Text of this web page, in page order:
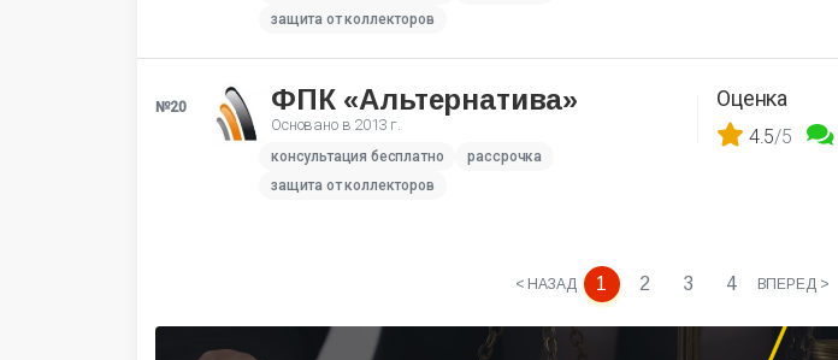
защита от коллекторов
№20 ФПК «Альтернатива»
Основано в 2013 г.
консультация бесплатно
рассрочка
защита от коллекторов
Оценка
4.5/5
< НАЗАД 1 2 3 4 ВПЕРЕД >